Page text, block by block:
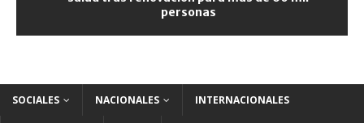
personas
SOCIALES NACIONALES INTERNACIONALES